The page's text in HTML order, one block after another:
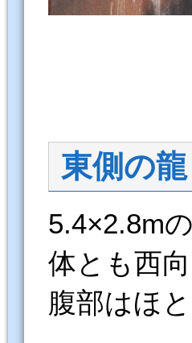
東側の龍
5.4×2.8m
体とも西
腹部はほ